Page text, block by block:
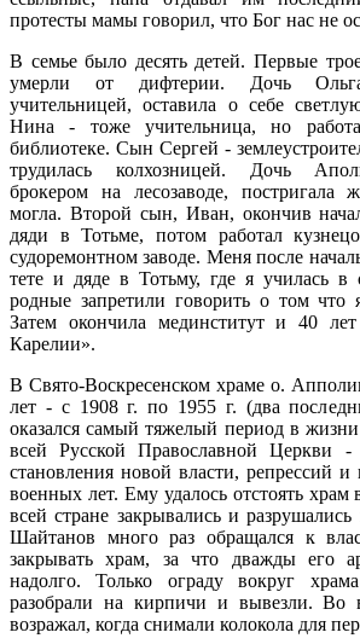
протесты мамы говорил, что Бог нас не
В семье было десять детей. Первые
умерли от дифтерии. Дочь
учительницей, оставила о себе
Нина - тоже учительница, но
библиотеке. Сын Сергей -
трудилась колхозницей. Дочь
брокером на лесозаводе, постригала
могла. Второй сын, Иван, окончив
дяди в Тотьме, потом работал
судоремонтном заводе. Меня после
тете и дяде в Тотьму, где я училась в
родные запретили говорить о том что
Затем окончила мединститут и 40
Карелии».
В Свято-Воскресенском храме о.
лет - с 1908 г. по 1955 г. (два
оказался самый тяжелый период в
всей Русской Православной Церкви
становления новой власти, репрессий и
военных лет. Ему удалось отстоять храм
всей стране закрывались и
Шайтанов много раз обращался к
закрывать храм, за что дважды его
надолго. Только ограду вокруг
разобрали на кирпичи и вывезли.
возражал, когда снимали колокола для